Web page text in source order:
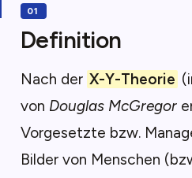
Definition
Nach der X-Y-Theorie
von Douglas McGregor
Vorgesetzte bzw.
Bilder von Menschen